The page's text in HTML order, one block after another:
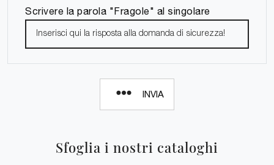
Sfoglia i nostri cataloghi
Scrivere la parola "Fragole" al singolare
INVIA